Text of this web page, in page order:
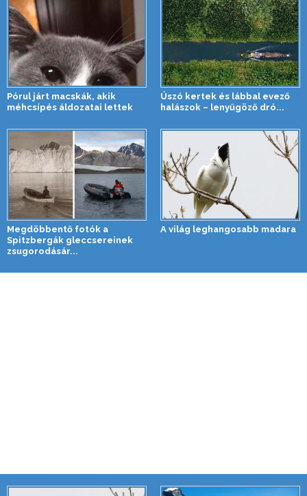
Pórul járt macskák, akik
méhcsípés áldozatai lettek
Úszó kertek és lábbal evező
halászok – lenyűgöző dró...
Megdöbbentő fotók a
Spitzbergák gleccsereinek
zsugorodásár...
A világ leghangosabb madara